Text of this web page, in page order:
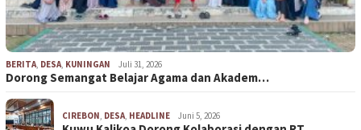
BERITA, DESA, KUNINGAN Juli 31, 2026
Dorong Semangat Belajar Agama dan Akadem…
CIREBON, DESA, HEADLINE Juni 5, 2026